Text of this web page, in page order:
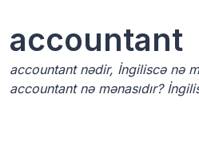
accountant
accountant nədir, İngiliscə nə
accountant nə mənasıdır?